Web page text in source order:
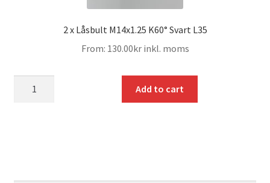
2 x Låsbult M14x1.25 K60° Svart L35
From: 130.00krinkl. moms
Add to cart